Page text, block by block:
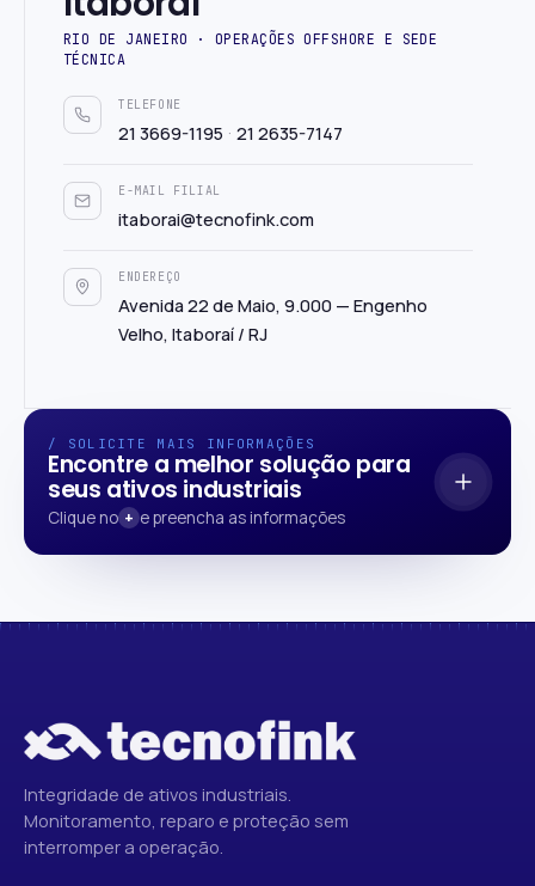
RIO DE JANEIRO · OPERAÇÕES OFFSHORE E SEDE
TÉCNICA
TELEFONE
21 3669-1195 · 21 2635-7147
E-MAIL FILIAL
itaborai@tecnofink.com
ENDEREÇO
Avenida 22 de Maio, 9.000 — Engenho
Velho, Itaboraí / RJ
/ SOLICITE MAIS INFORMAÇÕES
Encontre a melhor solução para
seus ativos industriais
Clique no + e preencha as informações
cronograma.
Integridade de ativos industriais.
Monitoramento, reparo e proteção sem
interromper a operação.